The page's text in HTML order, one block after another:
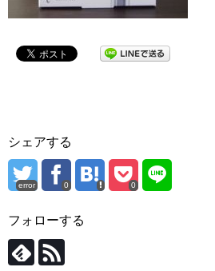
シェアする
error 0 0
フォローする